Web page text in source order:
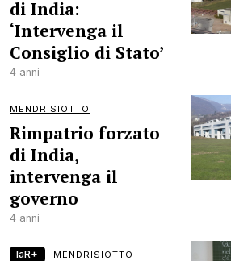
di India:
‘Intervenga il
Consiglio di Stato’
4 anni
MENDRISIOTTO
Rimpatrio forzato
di India,
intervenga il
governo
4 anni
laR+ MENDRISIOTTO